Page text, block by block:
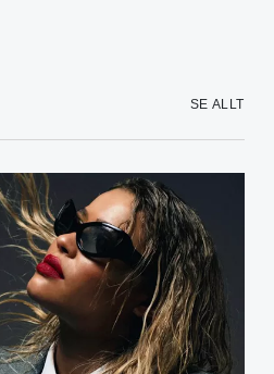
SE ALLT